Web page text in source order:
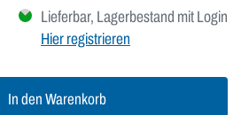
Lieferbar, Lagerbestand mit Login
Hier registrieren
In den Warenkorb